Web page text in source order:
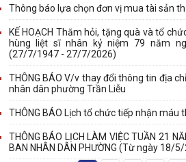
Thông báo lựa chọn đơn vị mua tài sản
KẾ HOẠCH Thăm hỏi, tặng quà và tổ
hùng liệt sĩ nhân kỷ niệm 79 năm
(27/7/1947 - 27/7/2026)
THÔNG BÁO V/v thay đổi thông tin địa
nhân dân phường Trần Liễu
THÔNG BÁO Lịch tổ chức tiếp nhận máu
THÔNG BÁO LỊCH LÀM VIỆC TUẦN 21
BAN NHÂN DÂN PHƯỜNG (Từ ngày 18/